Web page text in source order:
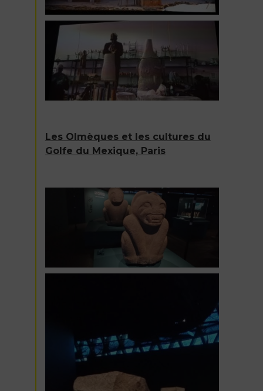
Les Olmèques et les cultures du
Golfe du Mexique, Paris